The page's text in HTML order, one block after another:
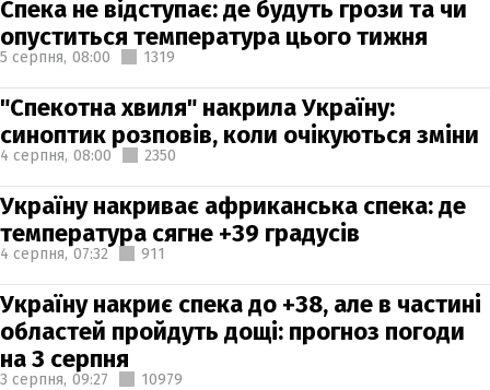
Спека не відступає: де будуть грози та чи
опуститься температура цього тижня
5 серпня, 08:00 1319
"Спекотна хвиля" накрила Україну:
синоптик розповів, коли очікуються зміни
4 серпня, 08:00 2350
Україну накриває африканська спека: де
температура сягне +39 градусів
4 серпня, 07:32 911
Україну накриє спека до +38, але в частині
областей пройдуть дощі: прогноз погоди
на 3 серпня
3 серпня, 09:27 10979